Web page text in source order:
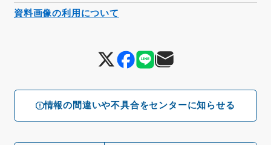
情報の間違いや不具合をセンターに知らせる
資料画像の利用について